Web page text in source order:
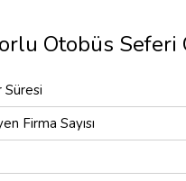
Otobüs
Firma Sayısı